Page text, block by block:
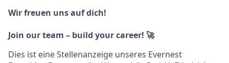
Wir freuen uns auf dich!
Join our team – build your career! 🚀
Dies ist eine Stellenanzeige unseres Evernest